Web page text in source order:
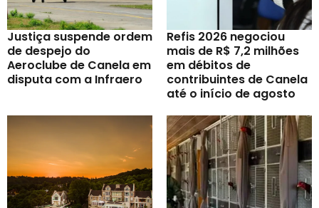
Justiça suspende ordem
de despejo do
Aeroclube de Canela em
disputa com a Infraero
Refis 2026 negociou
mais de R$ 7,2 milhões
em débitos de
contribuintes de Canela
até o início de agosto